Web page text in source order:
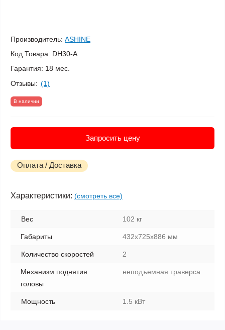
Производитель: ASHINE
Код Товара: DH30-A
Гарантия: 18 мес.
Отзывы: (1)
В наличии
Запросить цену
Оплата / Доставка
Характеристики: (смотреть все)
Вес 102 кг
Габариты 432х725х886 мм
Количество скоростей 2
Механизм поднятия
головы
неподъемная траверса
Мощность 1.5 кВт